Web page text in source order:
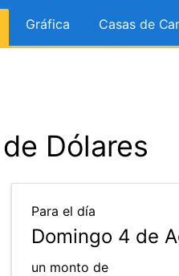
Gráfica Casas de
Dólares
Para el día
Domingo 4 de
un monto de